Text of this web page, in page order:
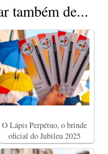
também de...
O Lápis Perpétuo, o brinde
oficial do Jubileu 2025